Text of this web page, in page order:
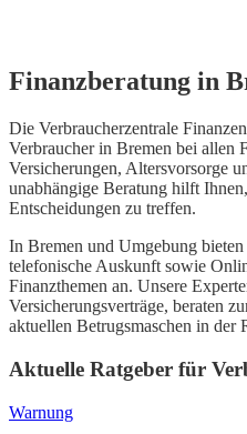
Finanzberatung in
Die Verbraucherzentrale
Verbraucher in Bremen bei allen
Versicherungen, Altersvorsorge
unabhängige Beratung hilft
Entscheidungen zu treffen.
In Bremen und Umgebung
telefonische Auskunft sowie
Finanzthemen an. Unsere
Versicherungsverträge, beraten
aktuellen Betrugsmaschen in der
Aktuelle Ratgeber für
Warnung